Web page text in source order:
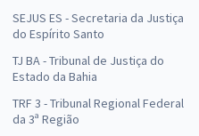
SEJUS ES - Secretaria da Justiça
do Espírito Santo
TJ BA - Tribunal de Justiça do
Estado da Bahia
TRF 3 - Tribunal Regional Federal
da 3ª Região